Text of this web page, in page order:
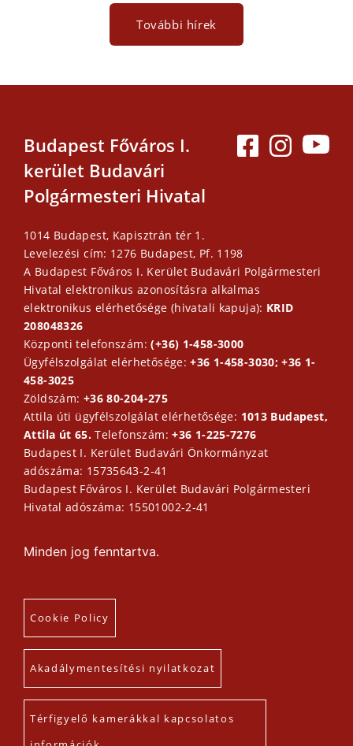
További hírek
Budapest Főváros I.
kerület Budavári
Polgármesteri Hivatal
1014 Budapest, Kapisztrán tér 1.
Levelezési cím: 1276 Budapest, Pf. 1198
A Budapest Főváros I. Kerület Budavári Polgármesteri
Hivatal elektronikus azonosításra alkalmas
elektronikus elérhetősége (hivatali kapuja): KRID
208048326
Központi telefonszám:(+36) 1-458-3000
Ügyfélszolgálat elérhetősége:+36 1-458-3030; +36 1-
458-3025
Zöldszám: +36 80-204-275
Attila úti ügyfélszolgálat elérhetősége: 1013 Budapest,
Attila út 65.Telefonszám:+36 1-225-7276
Budapest I. Kerület Budavári Önkormányzat
adószáma: 15735643-2-41
Budapest Főváros I. Kerület Budavári Polgármesteri
Hivatal adószáma: 15501002-2-41
Minden jog fenntartva.
Cookie Policy
Akadálymentesítési nyilatkozat
Térfigyelő kamerákkal kapcsolatos